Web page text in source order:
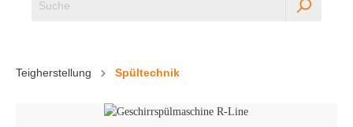
Teigherstellung Spültechnik